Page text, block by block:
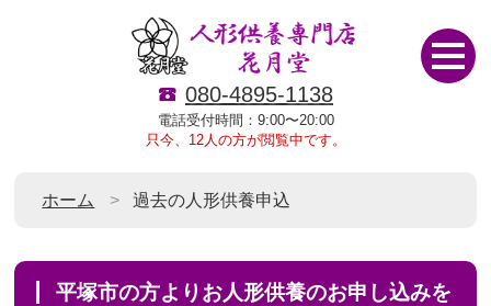
080-4895-1138
電話受付時間：9:00〜20:00
只今、12人の方が閲覧中です。
ホーム 過去の人形供養申込
平塚市の方よりお人形供養のお申し込みを